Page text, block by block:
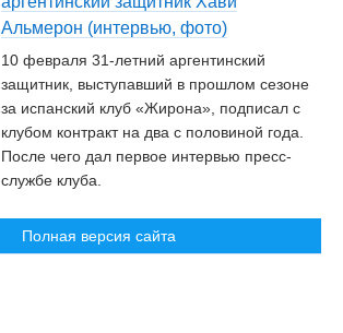
Альмерон (интервью, фото)
10 февраля 31-летний аргентинский
защитник, выступавший в прошлом сезоне
за испанский клуб «Жирона», подписал с
клубом контракт на два с половиной года.
После чего дал первое интервью пресс-
службе клуба.
Полная версия сайта